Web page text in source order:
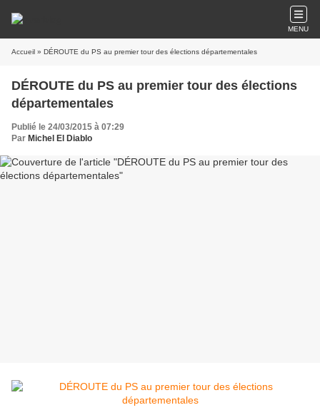
MENU
Accueil » DÉROUTE du PS au premier tour des élections départementales
DÉROUTE du PS au premier tour des élections
départementales
Publié le 24/03/2015 à 07:29
Par Michel El Diablo